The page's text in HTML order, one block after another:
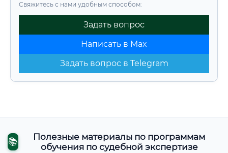
Свяжитесь с нами удобным способом:
Задать вопрос
Написать в Max
Задать вопрос в Telegram
📚
Полезные материалы по программам
обучения по судебной экспертизе